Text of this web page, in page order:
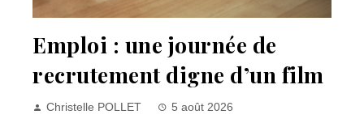
Emploi : une journée de
recrutement digne d’un film
Christelle POLLET 5 août 2026